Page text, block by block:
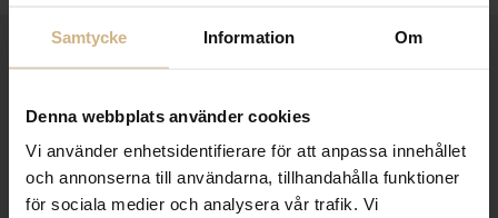
Samtycke Information Om
Denna webbplats använder cookies
Vi använder enhetsidentifierare för att anpassa innehållet
och annonserna till användarna, tillhandahålla funktioner
för sociala medier och analysera vår trafik. Vi
SAMLA BONUS I KUNDKLUBBEN